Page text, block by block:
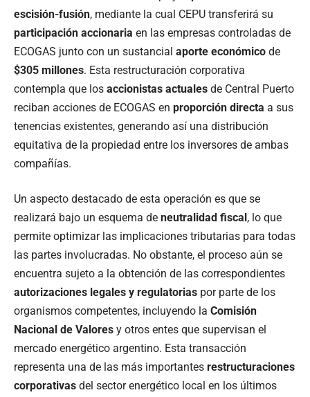
escisión-fusión, mediante la cual CEPU transferirá su
participación accionaria en las empresas controladas de
ECOGAS junto con un sustancial aporte económico de
$305 millones. Esta restructuración corporativa
contempla que los accionistas actuales de Central Puerto
reciban acciones de ECOGAS en proporción directa a sus
tenencias existentes, generando así una distribución
equitativa de la propiedad entre los inversores de ambas
compañías.
Un aspecto destacado de esta operación es que se
realizará bajo un esquema de neutralidad fiscal , lo que
permite optimizar las implicaciones tributarias para todas
las partes involucradas. No obstante, el proceso aún se
encuentra sujeto a la obtención de las correspondientes
autorizaciones legales y regulatorias por parte de los
organismos competentes, incluyendo la Comisión
Nacional de Valores y otros entes que supervisan el
mercado energético argentino. Esta transacción
representa una de las más importantes restructuraciones
corporativas del sector energético local en los últimos